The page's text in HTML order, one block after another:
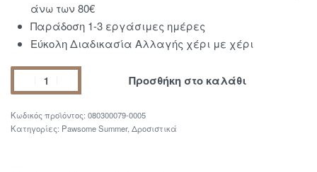
άνω των 80€
Παράδοση 1-3 εργάσιμες ημέρες
Εύκολη Διαδικασία Αλλαγής χέρι με χέρι
Προσθήκη στο καλάθι
080300079-0005
Κατηγορίες: Pawsome Summer, Δροσιστικά